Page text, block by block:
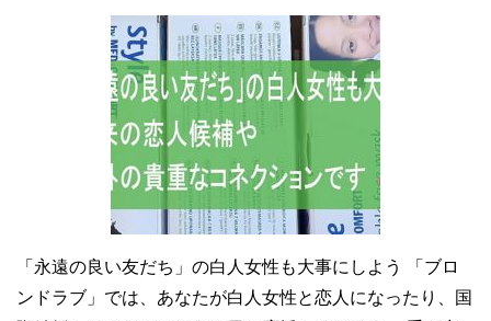
「永遠の良い友だち」の白人女性も大事にしよう 「ブロ
ンドラブ」では、あなたが白人女性と恋人になったり、国